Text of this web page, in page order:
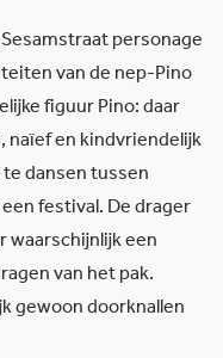
personage
van de nep-Pino
figuur Pino: daar
naïef en kindvriendelijk
dansen tussen
festival. De drager
waarschijnlijk een
van het pak.
gewoon doorknallen